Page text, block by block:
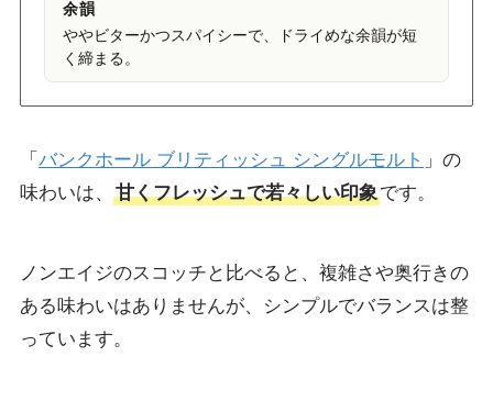
余韻
ややビターかつスパイシーで、ドライめな余韻が短
く締まる。
「 バンクホール ブリティッシュ シングルモルト 」の
味わいは、
甘くフレッシュで若々しい印象です。
ノンエイジのスコッチと比べると、複雑さや奥行きの
ある味わいはありませんが、シンプルでバランスは整
っています。